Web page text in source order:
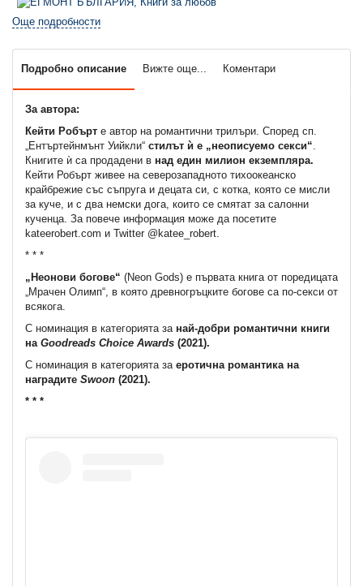
Още подробности
Подробно описание Вижте още... Коментари
За автора:
Кейти Робърт е автор на романтични трилъри. Според сп.
„Ентъртейнмънт Уийкли“ стилът ѝ е „неописуемо секси“
Книгите ѝ са продадени в над един милион екземпляра.
Кейти Робърт живее на северозападното тихоокеанско
крайбрежие със съпруга и децата си, с котка, която се мисли
за куче, и с два немски дога, които се смятат за салонни
кученца. За повече информация може да посетите
kateerobert.com и Twitter @katee_robert.
* * *
„Неонови богове“ (Neon Gods) е първата книга от поредицата
„Мрачен Олимп“, в която древногръцките богове са по-секси от
всякога.
С номинация в категорията за най-добри романтични книги
на Goodreads Choice Awards (2021).
С номинация в категорията за еротична романтика на
наградите Swoon (2021).
* * *